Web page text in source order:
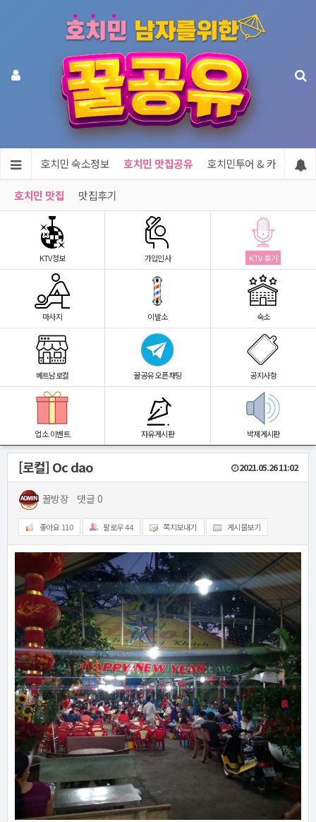
정보 호치민 숙소정보 호치민 맛집공유 호치민투어 & 카지노
호치민 맛집 맛집후기
KTV정보 가입인사 KTV 후기
마사지 이발소 숙소
베트남로컬 꿀공유 오픈채팅 공지사항
업소 이벤트 자유게시판 박제게시판
[로컬] Oc dao 2021.05.26 11:02
꿀방장 댓글 0
좋아요 110 팔로우44 쪽지보내기 게시물보기